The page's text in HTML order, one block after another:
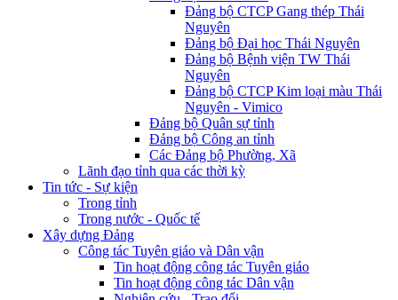
Đảng bộ CTCP Gang thép Thái
Nguyên
Đảng bộ Đại học Thái Nguyên
Đảng bộ Bệnh viện TW Thái
Nguyên
Đảng bộ CTCP Kim loại màu Thái
Nguyên - Vimico
Đảng bộ Quân sự tỉnh
Đảng bộ Công an tỉnh
Các Đảng bộ Phường, Xã
Lãnh đạo tỉnh qua các thời kỳ
Tin tức - Sự kiện
Trong tỉnh
Trong nước - Quốc tế
Xây dựng Đảng
Công tác Tuyên giáo và Dân vận
Tin hoạt động công tác Tuyên giáo
Tin hoạt động công tác Dân vận